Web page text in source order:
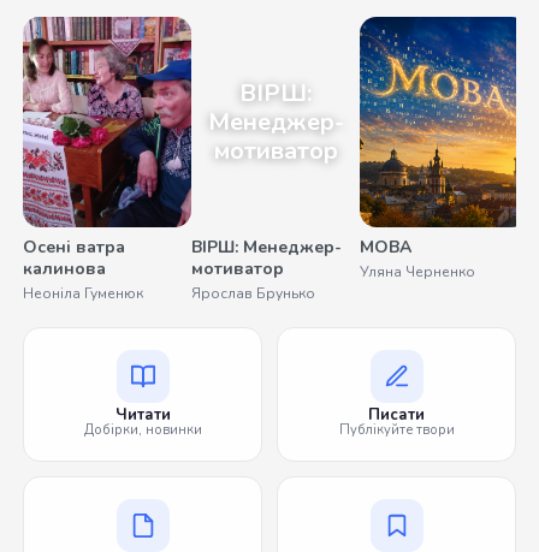
Осені ватра
калинова
Неоніла Гуменюк
ВІРШ:
Менеджер-
мотиватор
ВІРШ: Менеджер-
мотиватор
Ярослав Брунько
МОВА
Уляна Черненко
Читати
Добірки, новинки
Писати
Публікуйте твори